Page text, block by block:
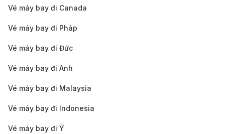
(tùy lộ trình), thời gian mỗi lượt di chuyển về trung
tâm thành phố từ 40 – 60 phút (tùy tình hình giao
thông).
khách có thể đón xe từ 5h30 – 20h30 hàng ngày.
Theo đó, hành khách có thể đón tuyến xe buýt số
187 để di chuyển về trung tâm thành phố, giá vé từ
Vé máy bay đi Canada
Vé máy bay đi Pháp
Vé máy bay đi Đức
Vé máy bay đi Anh
Vé máy bay đi Malaysia
Vé máy bay đi Indonesia
Vé máy bay đi Ý